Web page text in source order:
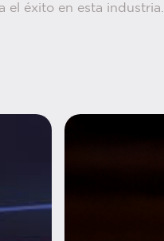
el éxito en esta industria.